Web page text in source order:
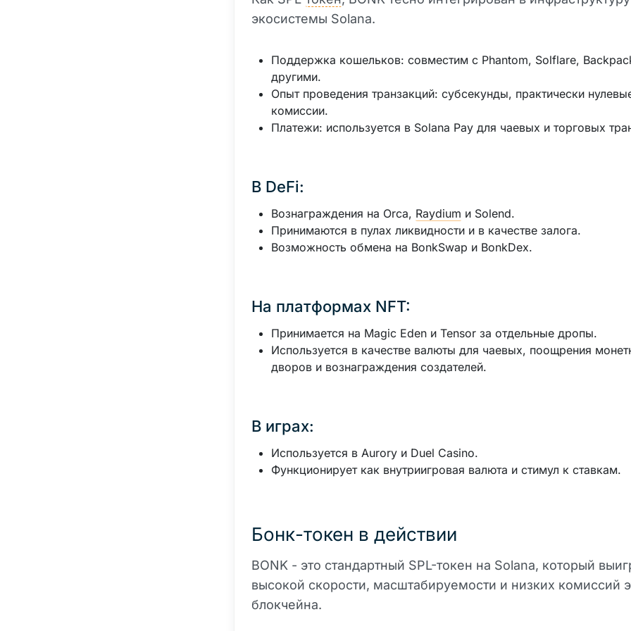
экосистемы Solana.
Поддержка кошельков: совместим с Phantom, Solflare,
другими.
Опыт проведения транзакций: субсекунды, практически
комиссии.
Платежи: используется в Solana Pay для чаевых и торговых
В DeFi:
Вознаграждения на Orca, Raydium и Solend.
Принимаются в пулах ликвидности и в качестве залога.
Возможность обмена на BonkSwap и BonkDex.
На платформах NFT:
Принимается на Magic Eden и Tensor за отдельные дропы.
Используется в качестве валюты для чаевых, поощрения
дворов и вознаграждения создателей.
В играх:
Используется в Aurory и Duel Casino.
Функционирует как внутриигровая валюта и стимул к ставкам.
Бонк-токен в действии
BONK - это стандартный SPL-токен на Solana, который
высокой скорости, масштабируемости и низких комиссий
блокчейна.